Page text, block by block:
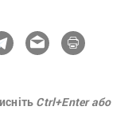
Ctrl+Enter або